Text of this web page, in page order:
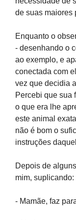
de suas maiores
Enquanto o
- desenhando o
ao exemplo, e
conectada com
vez que decidia
Percebi que sua
o que era lhe
este animal
não é bom o
instruções
Depois de
mim, suplicando:
- Mamãe, faz